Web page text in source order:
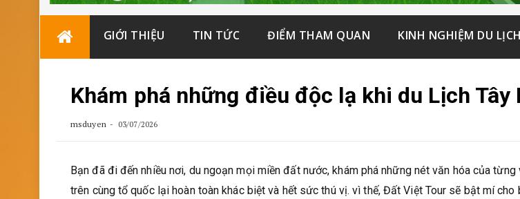
GIỚI THIỆU TIN TỨC ĐIỂM THAM QUAN KINH NGHIỆM DU LỊCH
Khám phá những điều độc lạ khi du Lịch Tây
msduyen 03/07/2026
Bạn đã đi đến nhiều nơi, du ngoạn mọi miền đất nước, khám phá những nét văn hóa của từng
trên cùng tổ quốc lại hoàn toàn khác biệt và hết sức thú vị. vì thế, Đất Việt Tour sẽ bật mí cho